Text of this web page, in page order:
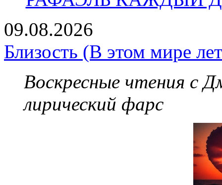
09.08.2026
Близость (В этом мире
Воскресные чтения с
лирический фарс